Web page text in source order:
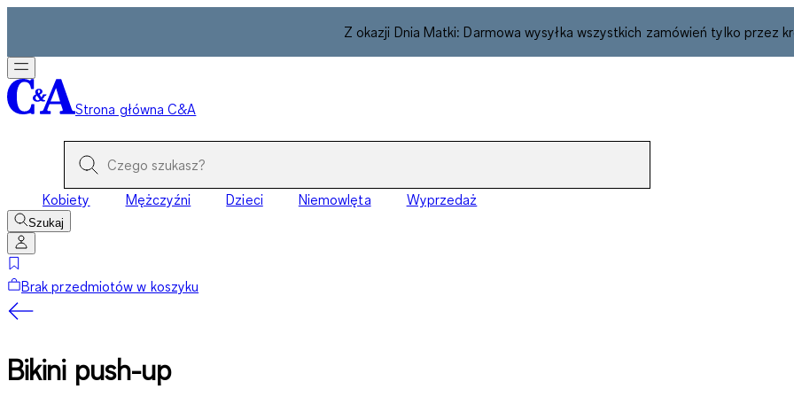
Z okazji Dnia Matki: Darmowa wysyłka wszystkich zamówień tylko przez
Strona główna C&A
Kobiety Mężczyźni Dzieci Niemowlęta Wyprzedaż
Szukaj
Brak przedmiotów w koszyku
Bikini push-up